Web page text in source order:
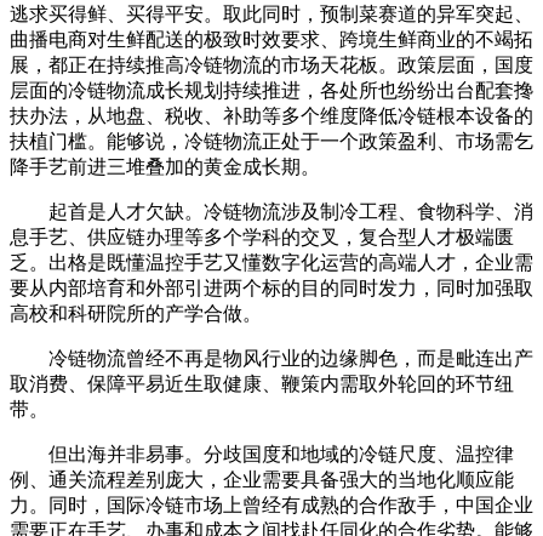
逃求买得鲜、买得平安。取此同时，预制菜赛道的异军突起、
曲播电商对生鲜配送的极致时效要求、跨境生鲜商业的不竭拓
展，都正在持续推高冷链物流的市场天花板。政策层面，国度
层面的冷链物流成长规划持续推进，各处所也纷纷出台配套搀
扶办法，从地盘、税收、补助等多个维度降低冷链根本设备的
扶植门槛。能够说，冷链物流正处于一个政策盈利、市场需乞
降手艺前进三堆叠加的黄金成长期。
起首是人才欠缺。冷链物流涉及制冷工程、食物科学、消
息手艺、供应链办理等多个学科的交叉，复合型人才极端匮
乏。出格是既懂温控手艺又懂数字化运营的高端人才，企业需
要从内部培育和外部引进两个标的目的同时发力，同时加强取
高校和科研院所的产学合做。
冷链物流曾经不再是物风行业的边缘脚色，而是毗连出产
取消费、保障平易近生取健康、鞭策内需取外轮回的环节纽
带。
但出海并非易事。分歧国度和地域的冷链尺度、温控律
例、通关流程差别庞大，企业需要具备强大的当地化顺应能
力。同时，国际冷链市场上曾经有成熟的合作敌手，中国企业
需要正在手艺、办事和成本之间找赴任同化的合作劣势。能够